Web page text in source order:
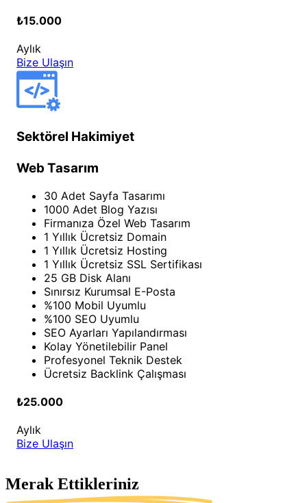
₺15.000
Aylık
Bize Ulaşın
Sektörel Hakimiyet
Web Tasarım
30 Adet Sayfa Tasarımı
1000 Adet Blog Yazısı
Firmanıza Özel Web Tasarım
1 Yıllık Ücretsiz Domain
1 Yıllık Ücretsiz Hosting
1 Yıllık Ücretsiz SSL Sertifikası
25 GB Disk Alanı
Sınırsız Kurumsal E-Posta
%100 Mobil Uyumlu
%100 SEO Uyumlu
SEO Ayarları Yapılandırması
Kolay Yönetilebilir Panel
Profesyonel Teknik Destek
Ücretsiz Backlink Çalışması
₺25.000
Aylık
Bize Ulaşın
Merak Ettikleriniz